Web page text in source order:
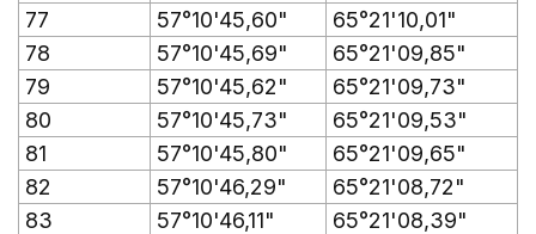
77
57°10'45,60"
65°21'10,01"
78
57°10'45,69"
65°21'09,85"
79
57°10'45,62"
65°21'09,73"
80
57°10'45,73"
65°21'09,53"
81
57°10'45,80"
65°21'09,65"
82
57°10'46,29"
65°21'08,72"
83
57°10'46,11"
65°21'08,39"